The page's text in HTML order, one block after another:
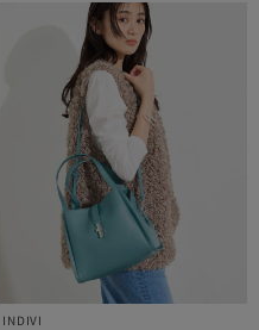
INDIVI